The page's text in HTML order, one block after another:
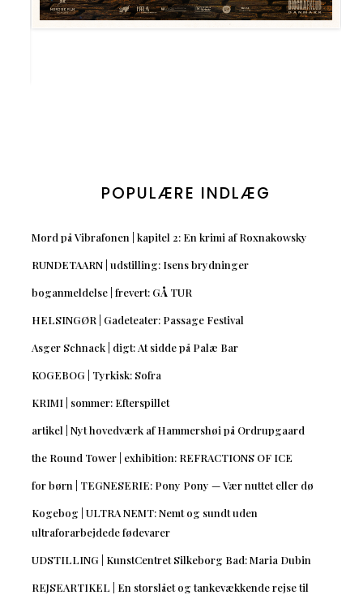
POPULÆRE INDLÆG
Mord på Vibrafonen | kapitel 2: En krimi af Roxnakowsky
RUNDETAARN | udstilling: Isens brydninger
boganmeldelse | frevert: GÅ TUR
HELSINGØR | Gadeteater: Passage Festival
Asger Schnack | digt: At sidde på Palæ Bar
KOGEBOG | Tyrkisk: Sofra
KRIMI | sommer: Efterspillet
artikel | Nyt hovedværk af Hammershøi på Ordrupgaard
the Round Tower | exhibition: REFRACTIONS OF ICE
for børn | TEGNESERIE: Pony Pony — Vær nuttet eller dø
Kogebog | ULTRA NEMT: Nemt og sundt uden
ultraforarbejdede fødevarer
UDSTILLING | KunstCentret Silkeborg Bad: Maria Dubin
REJSEARTIKEL | En storslået og tankevækkende rejse til